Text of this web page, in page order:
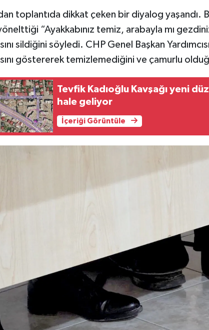
toplantıda dikkat çeken bir diyalog yaşandı.
“Ayakkabınız temiz, arabayla mı
sildiğini söyledi. CHP Genel Başkan
göstererek temizlemediğini ve çamurlu
Tevfik Kadıoğlu Kavşağı yeni
hale geliyor
İçeriği Görüntüle